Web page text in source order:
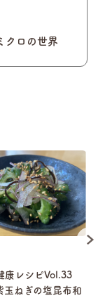
クロの世界
康レシピVol.33
玉ねぎの塩昆布和